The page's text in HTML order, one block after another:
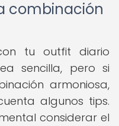
combinación
tu outfit diario
sencilla, pero si
armoniosa,
algunos tips.
considerar el